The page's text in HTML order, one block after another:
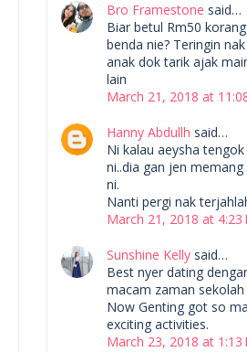
Bro Framestone said…
Biar betul Rm50
benda nie? Teringin
anak dok tarik ajak
lain
March 21, 2018 at
Hanny Abdullh said…
Ni kalau aeysha
ni..dia gan jen
ni.
Nanti pergi nak
March 21, 2018 at 4:23
Sunshine Kelly said…
Best nyer dating
macam zaman sekolah
Now Genting got so
exciting activities.
March 23, 2018 at 1:13